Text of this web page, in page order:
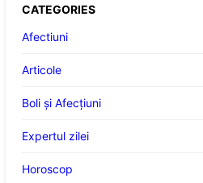
CATEGORIES
Afectiuni
Articole
Boli și Afecțiuni
Expertul zilei
Horoscop